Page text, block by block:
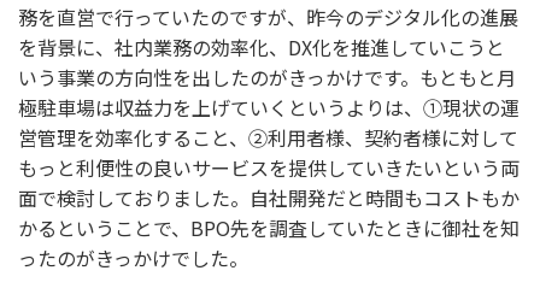
務を直営で行っていたのですが、昨今のデジタル化の進展
を背景に、社内業務の効率化、DX化を推進していこうと
いう事業の方向性を出したのがきっかけです。もともと月
極駐車場は収益力を上げていくというよりは、①現状の運
営管理を効率化すること、②利用者様、契約者様に対して
もっと利便性の良いサービスを提供していきたいという両
面で検討しておりました。自社開発だと時間もコストもか
かるということで、BPO先を調査していたときに御社を知
ったのがきっかけでした。